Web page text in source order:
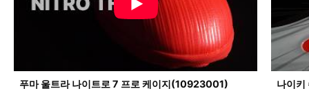
푸마 울트라 나이트로 7 프로 케이지(10923001) 나이